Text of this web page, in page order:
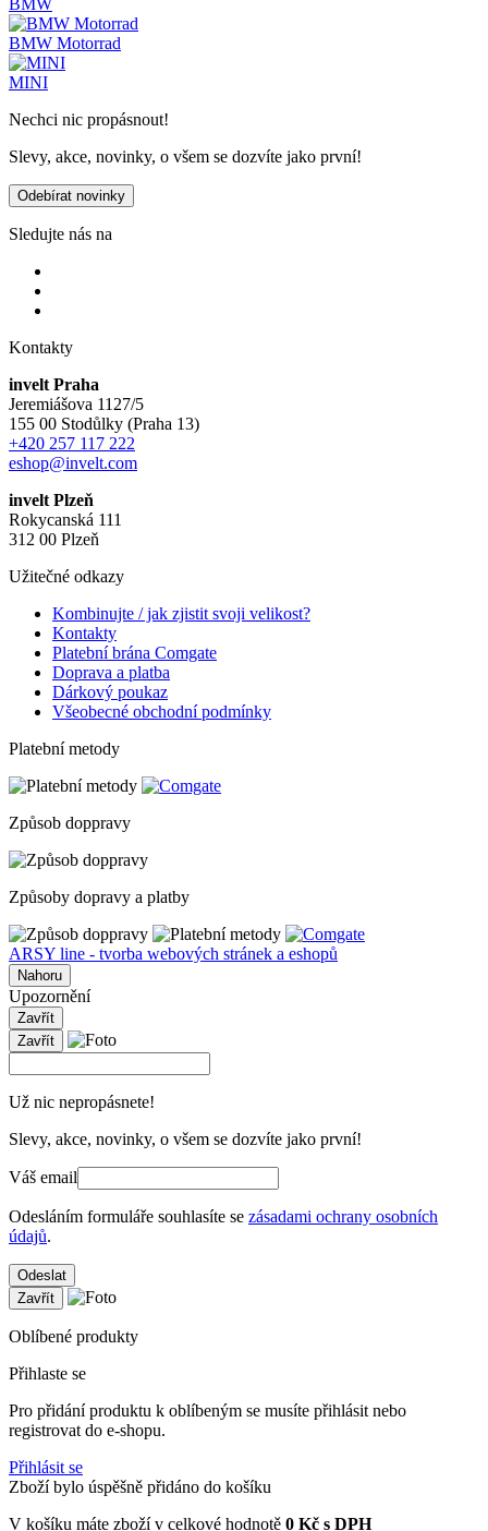
BMW
BMW Motorrad
MINI
Nechci nic propásnout!
Slevy, akce, novinky, o všem se dozvíte jako první!
Odebírat novinky
Sledujte nás na
Kontakty
invelt Praha
Jeremiášova 1127/5
155 00 Stodůlky (Praha 13)
+420 257 117 222
eshop@invelt.com
invelt Plzeň
Rokycanská 111
312 00 Plzeň
Užitečné odkazy
Kombinujte / jak zjistit svoji velikost?
Kontakty
Platební brána Comgate
Doprava a platba
Dárkový poukaz
Všeobecné obchodní podmínky
Platební metody
Způsob doppravy
Způsoby dopravy a platby
ARSY line - tvorba webových stránek a eshopů
Nahoru
Upozornění
Zavřít
Zavřít
Už nic nepropásnete!
Slevy, akce, novinky, o všem se dozvíte jako první!
Váš email
Odesláním formuláře souhlasíte se zásadami ochrany osobních
údajů.
Odeslat
Zavřít
Oblíbené produkty
Přihlaste se
Pro přidání produktu k oblíbeným se musíte přihlásit nebo
registrovat do e-shopu.
Přihlásit se
Zboží bylo úspěšně přidáno do košíku
V košíku máte zboží v celkové hodnotě 0 Kč s DPH